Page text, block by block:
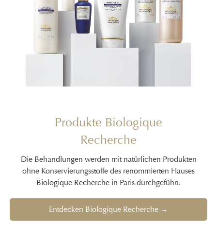
Produkte Biologique
Recherche
Die Behandlungen werden mit natürlichen Produkten
ohne Konservierungsstoffe des renommierten Hauses
Biologique Recherche in Paris durchgeführt.
Entdecken Biologique Recherche →